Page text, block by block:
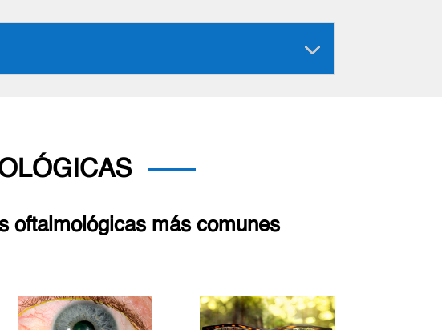
oftalmológicas más comunes